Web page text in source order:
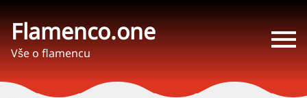
Flamenco.one
Vše o flamencu